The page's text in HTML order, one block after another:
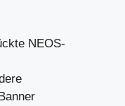
NEOS-